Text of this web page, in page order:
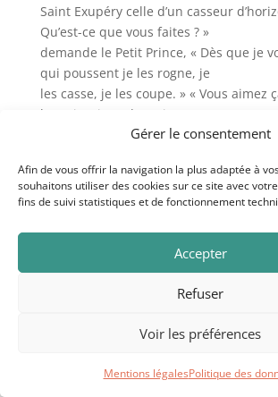
Gérer le consentement
Afin de vous offrir la navigation la plus adaptée à
souhaitons utiliser des cookies sur ce site avec
fins de suivi statistiques et de fonctionnement
Accepter
Refuser
Voir les préférences
Mentions légalesPolitique des
Saint Exupéry celle d’un casseur
Qu’est-ce que vous faites ? »
demande le Petit Prince, « Dès que je
qui poussent je les rogne, je
les casse, je les coupe. » « Vous aimez
le Petit Prince d’un air
effrayé, « Oh oui j’aime çà, je n’en
d’ailes. « Moi, dit le Petit Prince, j’aime
J’aime marcher doucement
Ainsi la pente la plus forte c’est celle
ne pas marcher vers des
fontaines, c’est celle de la résignation
rapports de forces alors que
le réel contient plus de
magnifiquement un